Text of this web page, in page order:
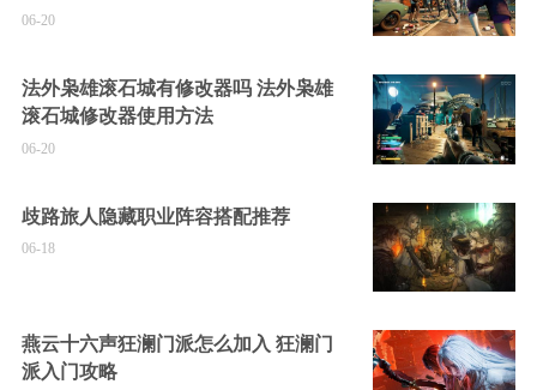
06-20
法外枭雄滚石城有修改器吗 法外枭雄
滚石城修改器使用方法
06-20
歧路旅人隐藏职业阵容搭配推荐
06-18
燕云十六声狂澜门派怎么加入 狂澜门
派入门攻略